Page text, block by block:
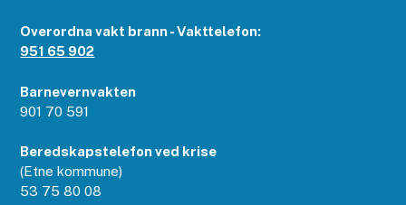
Overordna vakt brann - Vakttelefon:
951 65 902
Barnevernvakten
901 70 591
Beredskapstelefon ved krise
(Etne kommune)
53 75 80 08